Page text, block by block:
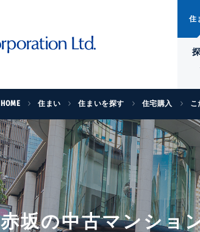
住
HOME 住まい 住まいを探す 住宅購入 こ
赤坂の中古マンショ